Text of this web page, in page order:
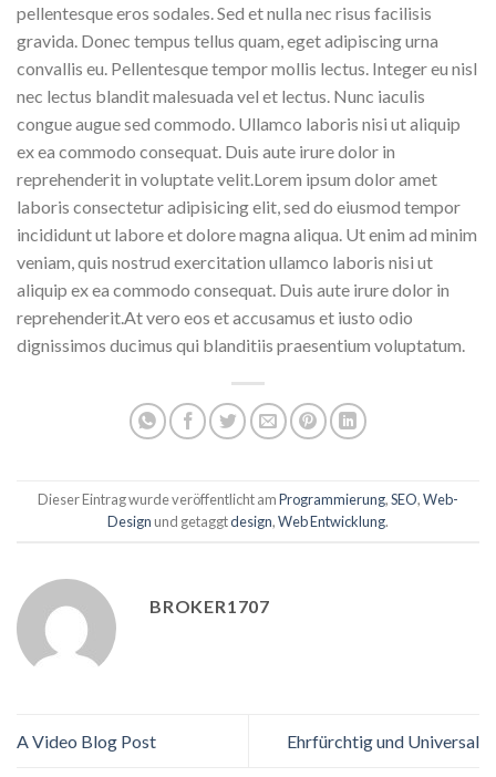
pellentesque eros sodales. Sed et nulla nec risus facilisis
gravida. Donec tempus tellus quam, eget adipiscing urna
convallis eu. Pellentesque tempor mollis lectus. Integer eu nisl
nec lectus blandit malesuada vel et lectus. Nunc iaculis
congue augue sed commodo. Ullamco laboris nisi ut aliquip
ex ea commodo consequat. Duis aute irure dolor in
reprehenderit in voluptate velit.Lorem ipsum dolor amet
laboris consectetur adipisicing elit, sed do eiusmod tempor
incididunt ut labore et dolore magna aliqua. Ut enim ad minim
veniam, quis nostrud exercitation ullamco laboris nisi ut
aliquip ex ea commodo consequat. Duis aute irure dolor in
reprehenderit.At vero eos et accusamus et iusto odio
dignissimos ducimus qui blanditiis praesentium voluptatum.
Dieser Eintrag wurde veröffentlicht amProgrammierung,SEO,Web-
Designund getaggtdesign,Web Entwicklung.
BROKER1707
A Video Blog Post Ehrfürchtig und Universal